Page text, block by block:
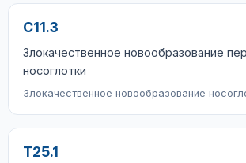
C11.3
Злокачественное новообразование
носоглотки
Злокачественное новообразование
T25.1